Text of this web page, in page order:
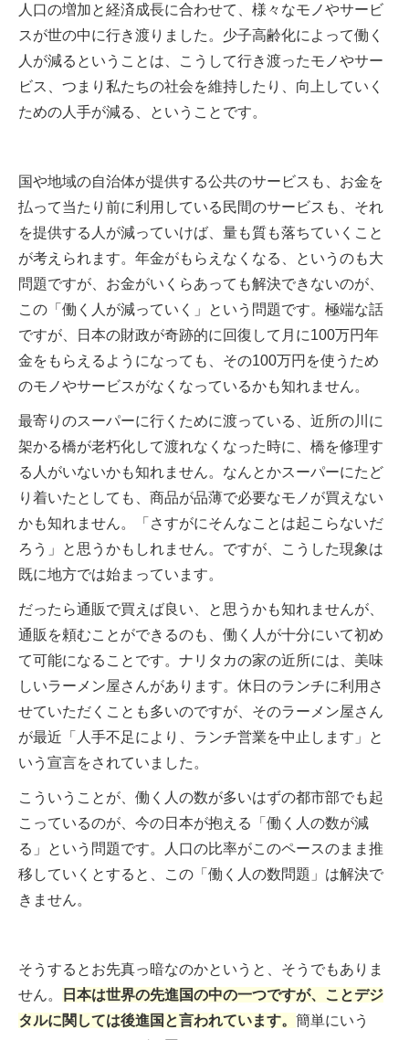
人口の増加と経済成長に合わせて、様々なモノやサービ
スが世の中に行き渡りました。少子高齢化によって働く
人が減るということは、こうして行き渡ったモノやサー
ビス、つまり私たちの社会を維持したり、向上していく
ための人手が減る、ということです。
国や地域の自治体が提供する公共のサービスも、お金を
払って当たり前に利用している民間のサービスも、それ
を提供する人が減っていけば、量も質も落ちていくこと
が考えられます。年金がもらえなくなる、というのも大
問題ですが、お金がいくらあっても解決できないのが、
この「働く人が減っていく」という問題です。極端な話
ですが、日本の財政が奇跡的に回復して月に100万円年
金をもらえるようになっても、その100万円を使うため
のモノやサービスがなくなっているかも知れません。
最寄りのスーパーに行くために渡っている、近所の川に
架かる橋が老朽化して渡れなくなった時に、橋を修理す
る人がいないかも知れません。なんとかスーパーにたど
り着いたとしても、商品が品薄で必要なモノが買えない
かも知れません。「さすがにそんなことは起こらないだ
ろう」と思うかもしれません。ですが、こうした現象は
既に地方では始まっています。
だったら通販で買えば良い、と思うかも知れませんが、
通販を頼むことができるのも、働く人が十分にいて初め
て可能になることです。ナリタカの家の近所には、美味
しいラーメン屋さんがあります。休日のランチに利用さ
せていただくことも多いのですが、そのラーメン屋さん
が最近「人手不足により、ランチ営業を中止します」と
いう宣言をされていました。
こういうことが、働く人の数が多いはずの都市部でも起
こっているのが、今の日本が抱える「働く人の数が減
る」という問題です。人口の比率がこのペースのまま推
移していくとすると、この「働く人の数問題」は解決で
きません。
そうするとお先真っ暗なのかというと、そうでもありま
せん。
日本は世界の先進国の中の一つですが、ことデジ
タルに関しては後進国と言われています。 簡単にいう